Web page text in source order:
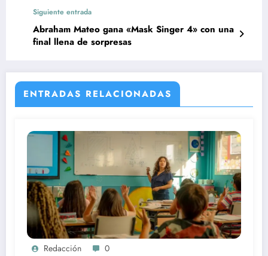
Siguiente entrada
Abraham Mateo gana «Mask Singer 4» con una
final llena de sorpresas
ENTRADAS RELACIONADAS
Redacción 0